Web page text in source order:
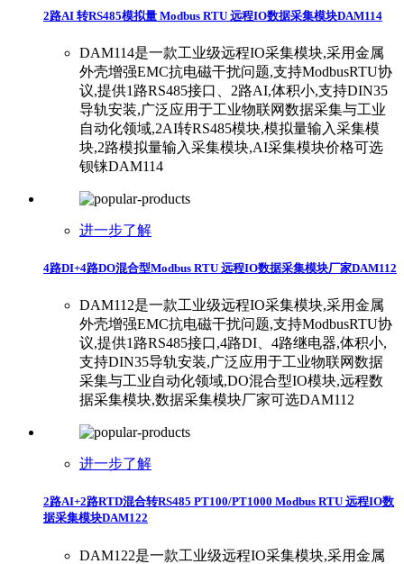
2路AI 转RS485模拟量 Modbus RTU 远程IO数据采集模块DAM114
DAM114是一款工业级远程IO采集模块,采用金属
外壳增强EMC抗电磁干扰问题,支持ModbusRTU协
议,提供1路RS485接口、2路AI,体积小,支持DIN35
导轨安装,广泛应用于工业物联网数据采集与工业
自动化领域,2AI转RS485模块,模拟量输入采集模
块,2路模拟量输入采集模块,AI采集模块价格可选
钡铼DAM114
进一步了解
4路DI+4路DO混合型Modbus RTU 远程IO数据采集模块厂家DAM112
DAM112是一款工业级远程IO采集模块,采用金属
外壳增强EMC抗电磁干扰问题,支持ModbusRTU协
议,提供1路RS485接口,4路DI、4路继电器,体积小,
支持DIN35导轨安装,广泛应用于工业物联网数据
采集与工业自动化领域,DO混合型IO模块,远程数
据采集模块,数据采集模块厂家可选DAM112
进一步了解
2路AI+2路RTD混合转RS485 PT100/PT1000 Modbus RTU 远程IO数
据采集模块DAM122
DAM122是一款工业级远程IO采集模块,采用金属